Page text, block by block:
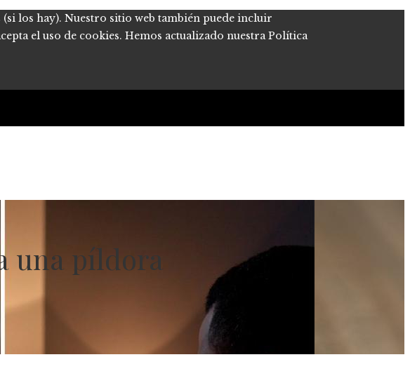
los hay). Nuestro sitio web también puede incluir
el uso de cookies. Hemos actualizado nuestra Política
una píldora